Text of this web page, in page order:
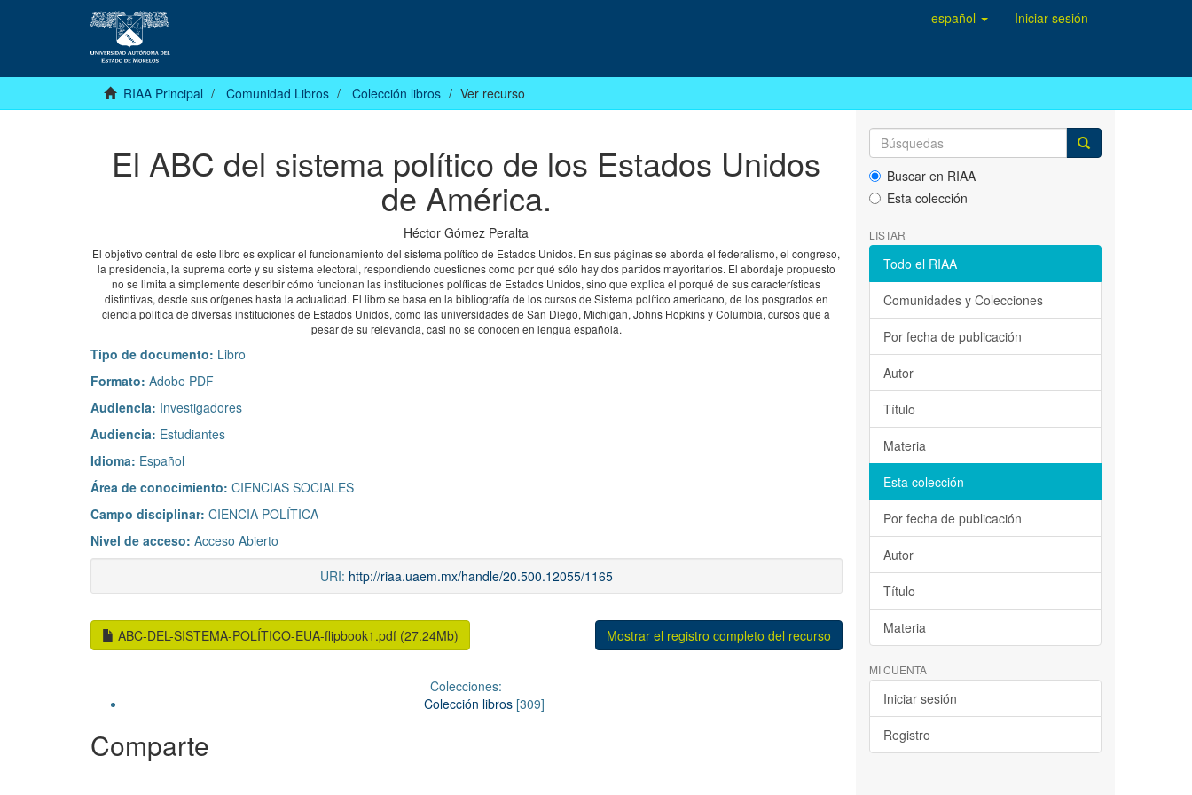
español Iniciar sesión
RIAA Principal Comunidad Libros Colección libros Ver recurso
El ABC del sistema político de los Estados Unidos
de América.
Héctor Gómez Peralta
El objetivo central de este libro es explicar el funcionamiento del sistema político de Estados Unidos. En sus páginas se aborda el federalismo, el congreso,
la presidencia, la suprema corte y su sistema electoral, respondiendo cuestiones como por qué sólo hay dos partidos mayoritarios. El abordaje propuesto
no se limita a simplemente describir cómo funcionan las instituciones políticas de Estados Unidos, sino que explica el porqué de sus características
distintivas, desde sus orígenes hasta la actualidad. El libro se basa en la bibliografía de los cursos de Sistema político americano, de los posgrados en
ciencia política de diversas instituciones de Estados Unidos, como las universidades de San Diego, Michigan, Johns Hopkins y Columbia, cursos que a
pesar de su relevancia, casi no se conocen en lengua española.
Tipo de documento: Libro
Formato: Adobe PDF
Audiencia: Investigadores
Audiencia: Estudiantes
Idioma: Español
Área de conocimiento: CIENCIAS SOCIALES
Campo disciplinar: CIENCIA POLÍTICA
Nivel de acceso: Acceso Abierto
URI: http://riaa.uaem.mx/handle/20.500.12055/1165
ABC-DEL-SISTEMA-POLÍTICO-EUA-flipbook1.pdf (27.24Mb) Mostrar el registro completo del recurso
Colecciones:
Colección libros[309]
Comparte
Buscar en RIAA
Esta colección
LISTAR
Todo el RIAA
Comunidades y Colecciones
Por fecha de publicación
Autor
Título
Materia
Esta colección
Por fecha de publicación
Autor
Título
Materia
MI CUENTA
Iniciar sesión
Registro